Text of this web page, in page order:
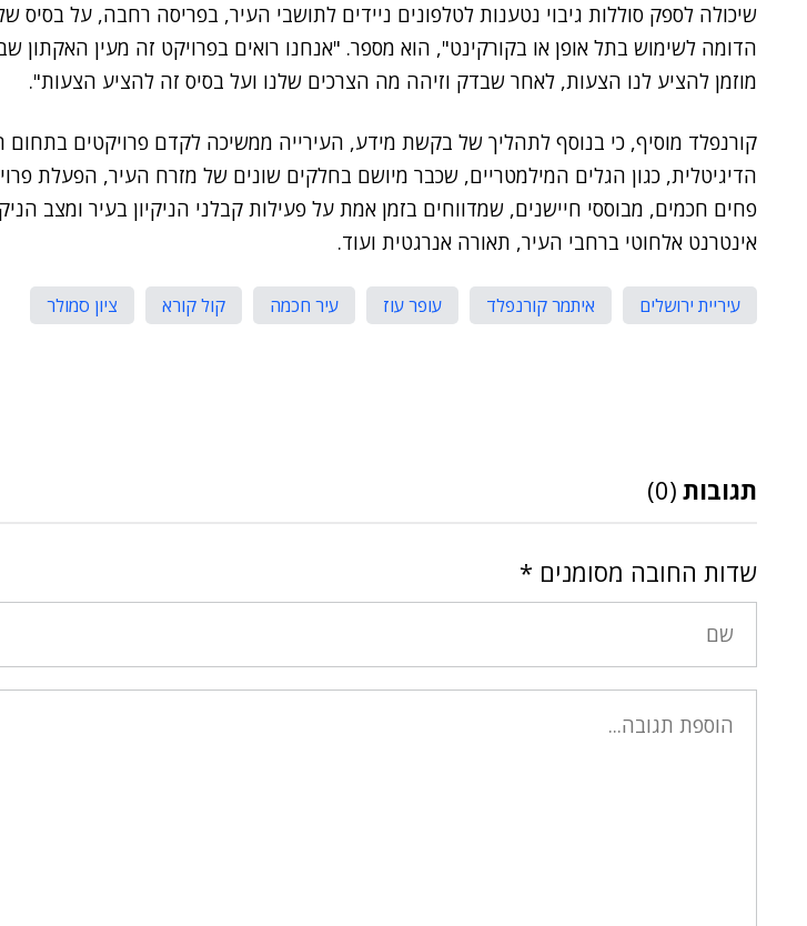
שיכולה לספק סוללות גיבוי נטענות לטלפונים ניידים לתושבי העיר, בפריסה רחבה, על בסיס
הדומה לשימוש בתל אופן או בקורקינט", הוא מספר. "אנחנו רואים בפרויקט זה מעין האקתון
מוזמן להציע לנו הצעות, לאחר שבדק וזיהה מה הצרכים שלנו ועל בסיס זה להציע הצעות".
קורנפלד מוסיף, כי בנוסף לתהליך של בקשת מידע, העירייה ממשיכה לקדם פרויקטים בתחום
פחים חכמים, מבוססי חיישנים, שמדווחים בזמן אמת על פעילות קבלני הניקיון בעיר ומצב
אינטרנט אלחוטי ברחבי העיר, תאורה אנרגטית ועוד.
עיריית ירושלים איתמר קורנפלד עופר עוז עיר חכמה קול קורא ציון סמולר
תגובות (0)
שדות החובה מסומנים *